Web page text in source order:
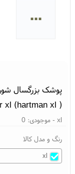
...
پوشک بزرگسال
( molicare super xl (hartman xl
xl - موجودی:0
رنگ و مدل کالا
xl